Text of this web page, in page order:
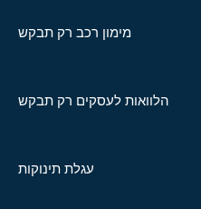
מימון רכב רק תבקש
הלוואות לעסקים רק תבקש
עגלת תינוקות